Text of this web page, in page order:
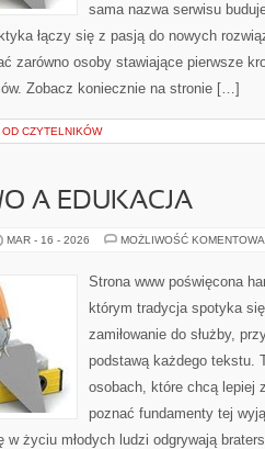
sama nazwa serwisu
łączy się z pasją do nowych
zarówno osoby stawiające pierwsze
Zobacz koniecznie na stronie […]
OD CZYTELNIKÓW
A EDUKACJA
MAR - 16 - 2026 MOŻLIWOŚĆ
Strona www poświęcona
którym tradycja spotyka
zamiłowanie do służby,
podstawą każdego tekstu.
osobach, które chcą lepiej
poznać fundamenty tej
w życiu młodych ludzi odgrywają